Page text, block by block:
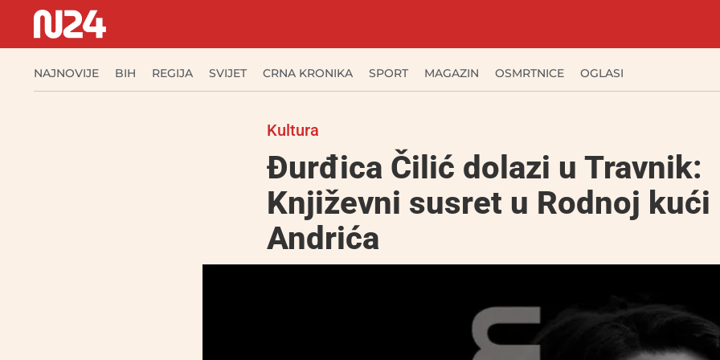
NAJNOVIJE BIH REGIJA SVIJET CRNA KRONIKA SPORT MAGAZIN OSMRTNICE OGLASI
Kultura
Đurđica Čilić dolazi u Travnik:
Književni susret u Rodnoj kući
Andrića